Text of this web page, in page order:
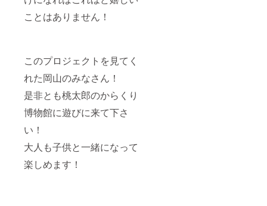
ことはありません！
このプロジェクトを見てく
れた岡山のみなさん！
是非とも桃太郎のからくり
博物館に遊びに来て下さ
い！
大人も子供と一緒になって
楽しめます！